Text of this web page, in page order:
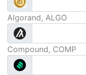
Algorand, ALGO
Compound, COMP